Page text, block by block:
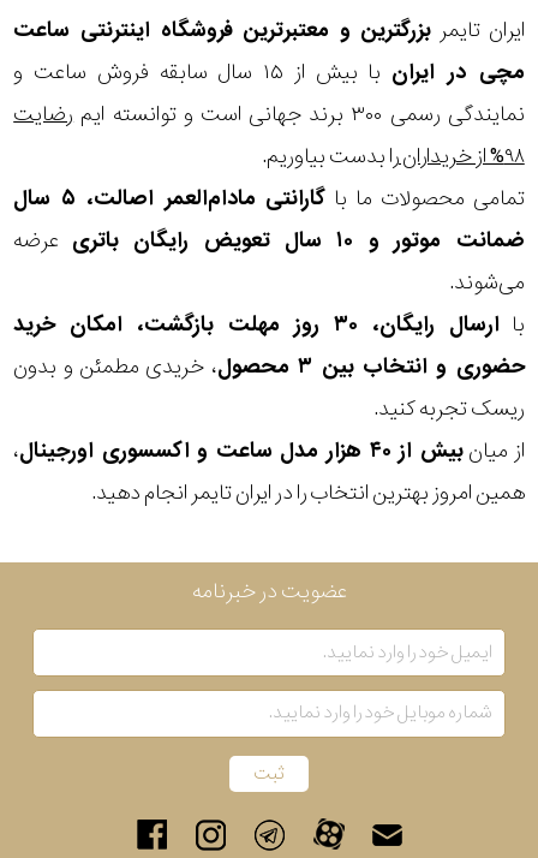
ایران تایمر بزرگترین و معتبرترین فروشگاه اینترنتی ساعت
مچی در ایران
با بیش از ۱۵ سال سابقه فروش ساعت و
نمایندگی رسمی ۳۰۰ برند جهانی است و توانسته ایم
رضایت
۹۸% از خریداران
را بدست بیاوریم.
تمامی محصولات ما با
گارانتی مادام‌العمر اصالت، ۵ سال
ضمانت موتور و ۱۰ سال تعویض رایگان باتری
عرضه
می‌شوند.
با
ارسال رایگان، ۳۰ روز مهلت بازگشت، امکان خرید
حضوری و انتخاب بین ۳ محصول
، خریدی مطمئن و بدون
ریسک تجربه کنید.
از میانبیش از ۴۰ هزار مدل ساعت و اکسسوری اورجینال
،
همین امروز بهترین انتخاب را در ایران تایمر انجام دهید.
عضویت در خبرنامه